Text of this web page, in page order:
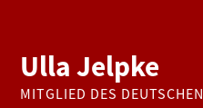
Ulla Jelpke
MITGLIED DES